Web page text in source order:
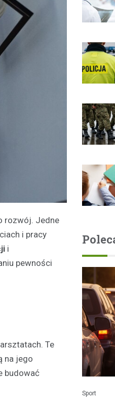
rozwój. Jedne
i pracy
i
pewności
Te
na jego
budować
Sport